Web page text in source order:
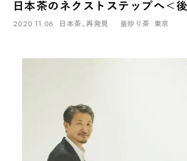
日本茶のネクストステップへ＜
2020.11.06 日本茶、再発見 釜炒り茶 東京